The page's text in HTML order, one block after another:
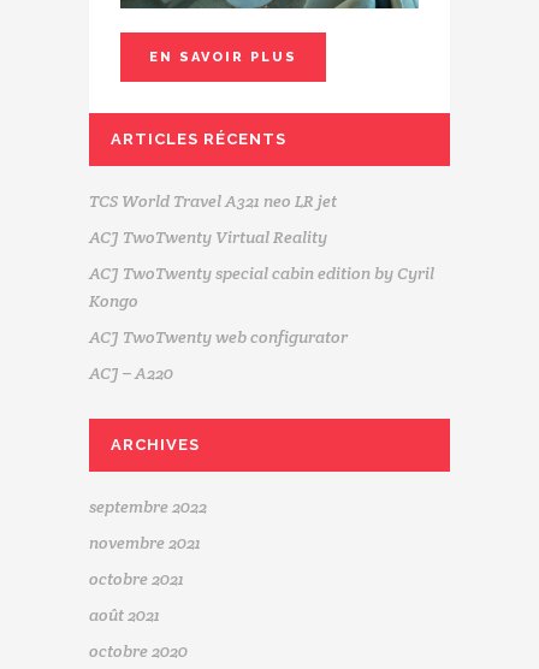
EN SAVOIR PLUS
ARTICLES RÉCENTS
TCS World Travel A321 neo LR jet
ACJ TwoTwenty Virtual Reality
ACJ TwoTwenty special cabin edition by Cyril
Kongo
ACJ TwoTwenty web configurator
ACJ – A220
ARCHIVES
septembre 2022
novembre 2021
octobre 2021
août 2021
octobre 2020